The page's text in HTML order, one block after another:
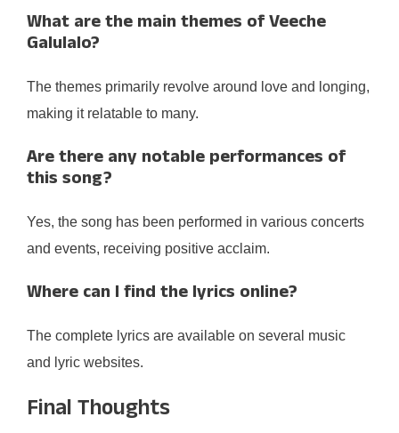
What are the main themes of Veeche
Galulalo?
The themes primarily revolve around love and longing,
making it relatable to many.
Are there any notable performances of
this song?
Yes, the song has been performed in various concerts
and events, receiving positive acclaim.
Where can I find the lyrics online?
The complete lyrics are available on several music
and lyric websites.
Final Thoughts